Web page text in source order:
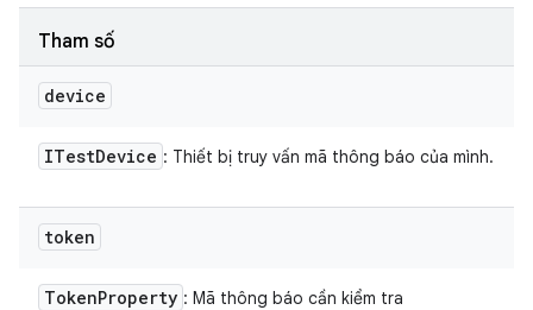
Tham số
device
ITestDevice : Thiết bị truy vấn mã thông báo của mình.
token
TokenProperty : Mã thông báo cần kiểm tra